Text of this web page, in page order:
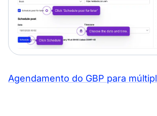
Agendamento do GBP para